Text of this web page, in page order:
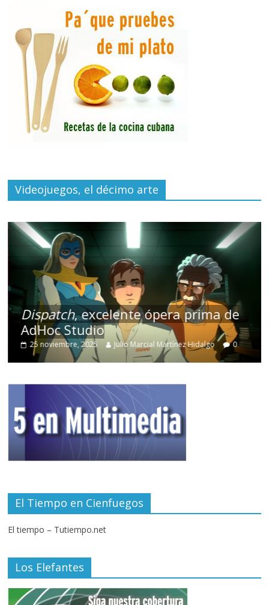
Videojuegos, el décimo arte
Dispatch, excelente ópera prima de
AdHoc Studio
25 noviembre, 2025 Julio Marcial Martínez Hidalgo 0
El Tiempo en Cienfuegos
El tiempo – Tutiempo.net
Los Elefantes